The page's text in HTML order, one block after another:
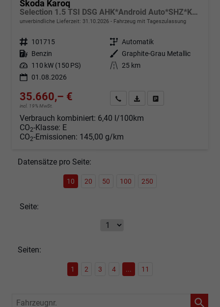
Skoda Karoq
Selection 1.5 TSI DSG AHK*Android Auto*SHZ*Kamera*Keyless*PDC v/h*Klimaauto*SUNSET*LED
unverbindliche Lieferzeit: 31.10.2026 Fahrzeug mit Tageszulassung
Fahrzeugnr. 101715 Getriebe Automatik
Kraftstoff Benzin Außenfarbe
Graphite-Grau Metallic
Leistung 110 kW (150 PS) Kilometerstand 25 km
01.08.2026
35.660,– €
incl. 19% MwSt.
Angebot anfordern
Fahrzeugexpose (PDF)
Verbrauch kombiniert: 6,40 l/100km
CO2-Klasse: E
CO2-Emissionen: 145,00 g/km
Datensätze pro Seite:
10 20 50 100 250
Seite:
Seiten:
1 2 3 4 ... 11
Fahrzeugnr.